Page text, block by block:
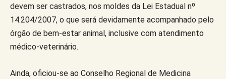
devem ser castrados, nos moldes da Lei Estadual nº
14.204/2007, o que será devidamente acompanhado pelo
órgão de bem-estar animal, inclusive com atendimento
médico-veterinário.
Ainda, oficiou-se ao Conselho Regional de Medicina